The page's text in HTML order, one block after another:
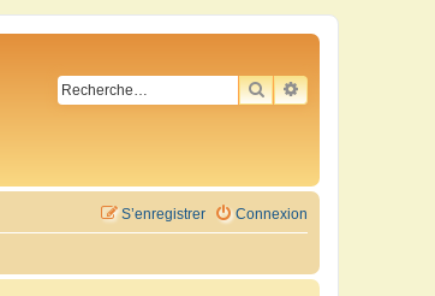
RECHERCHER
RECHERCHE
Connexion
S’enregistrer